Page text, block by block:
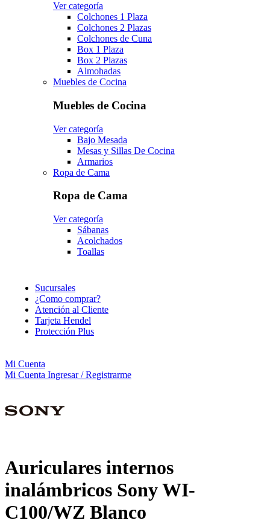
Ver categoría
Colchones 1 Plaza
Colchones 2 Plazas
Colchones de Cuna
Box 1 Plaza
Box 2 Plazas
Almohadas
Muebles de Cocina
Muebles de Cocina
Ver categoría
Bajo Mesada
Mesas y Sillas De Cocina
Armarios
Ropa de Cama
Ropa de Cama
Ver categoría
Sábanas
Acolchados
Toallas
Sucursales
¿Como comprar?
Atención al Cliente
Tarjeta Hendel
Protección Plus
Mi Cuenta
Mi Cuenta Ingresar / Registrarme
Auriculares internos
inalámbricos Sony WI-
C100/WZ Blanco